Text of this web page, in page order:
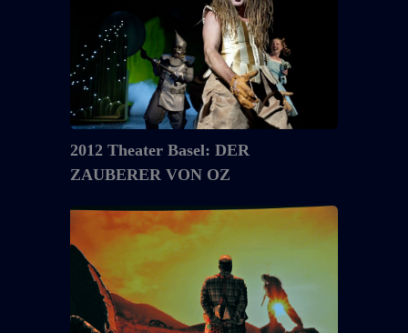
Theater
Basel:
DER
ZAUBERER
VON
OZ
2012 Theater Basel: DER
ZAUBERER VON OZ
2012
Fieber
TELL